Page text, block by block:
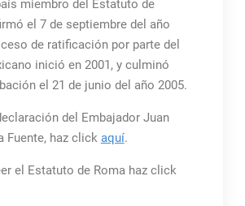
miembro del Estatuto de
el 7 de septiembre del año
de ratificación por parte del
inició en 2001, y culminó
el 21 de junio del año 2005.
del Embajador Juan
Fuente, haz click aquí.
el Estatuto de Roma haz click